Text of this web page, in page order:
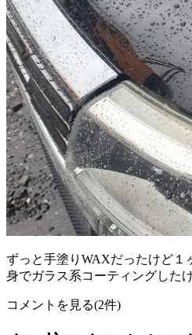
ずっと手塗りWAXだったけど１
身でガラス系コーティングした
コメントを見る(2件)